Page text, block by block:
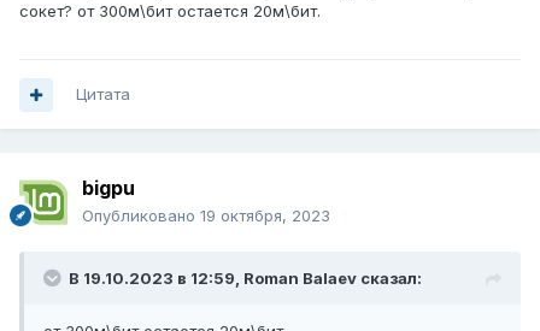
сокет? от 300м\бит остается 20м\бит.
Цитата
bigpu
Опубликовано 19 октября, 2023
В 19.10.2023 в 12:59, Roman Balaev сказал: